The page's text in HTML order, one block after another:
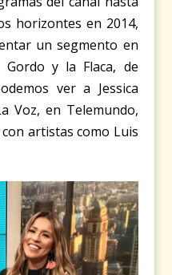
horizontes en 2014,
un segmento en
y la Flaca, de
ver a Jessica
Voz, en Telemundo,
artistas como Luis